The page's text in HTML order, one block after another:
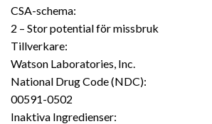
CSA-schema:
2 – Stor potential för missbruk
Tillverkare:
Watson Laboratories, Inc.
National Drug Code (NDC):
00591-0502
Inaktiva Ingredienser: